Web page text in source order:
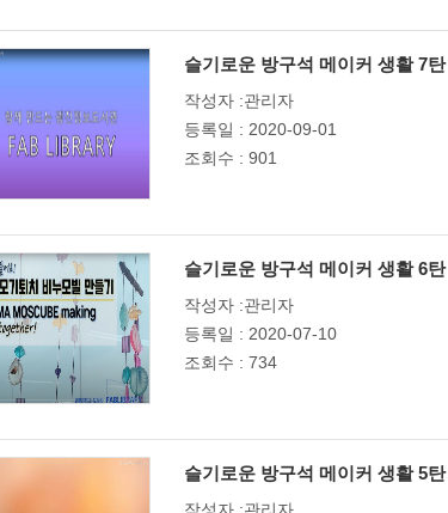
슬기로운 방구석 메이커 생활 7
작성자 :관리자
등록일 : 2020-09-01
조회수 : 901
슬기로운 방구석 메이커 생활 6
작성자 :관리자
등록일 : 2020-07-10
조회수 : 734
슬기로운 방구석 메이커 생활 5